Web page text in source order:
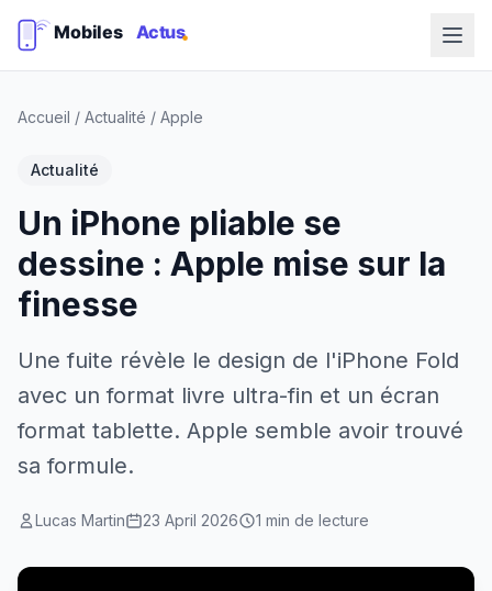
Accueil / Actualité / Apple
Actualité
Un iPhone pliable se
dessine : Apple mise sur la
finesse
Une fuite révèle le design de l'iPhone Fold
avec un format livre ultra-fin et un écran
format tablette. Apple semble avoir trouvé
sa formule.
Lucas Martin 23 April 2026 1 min de lecture